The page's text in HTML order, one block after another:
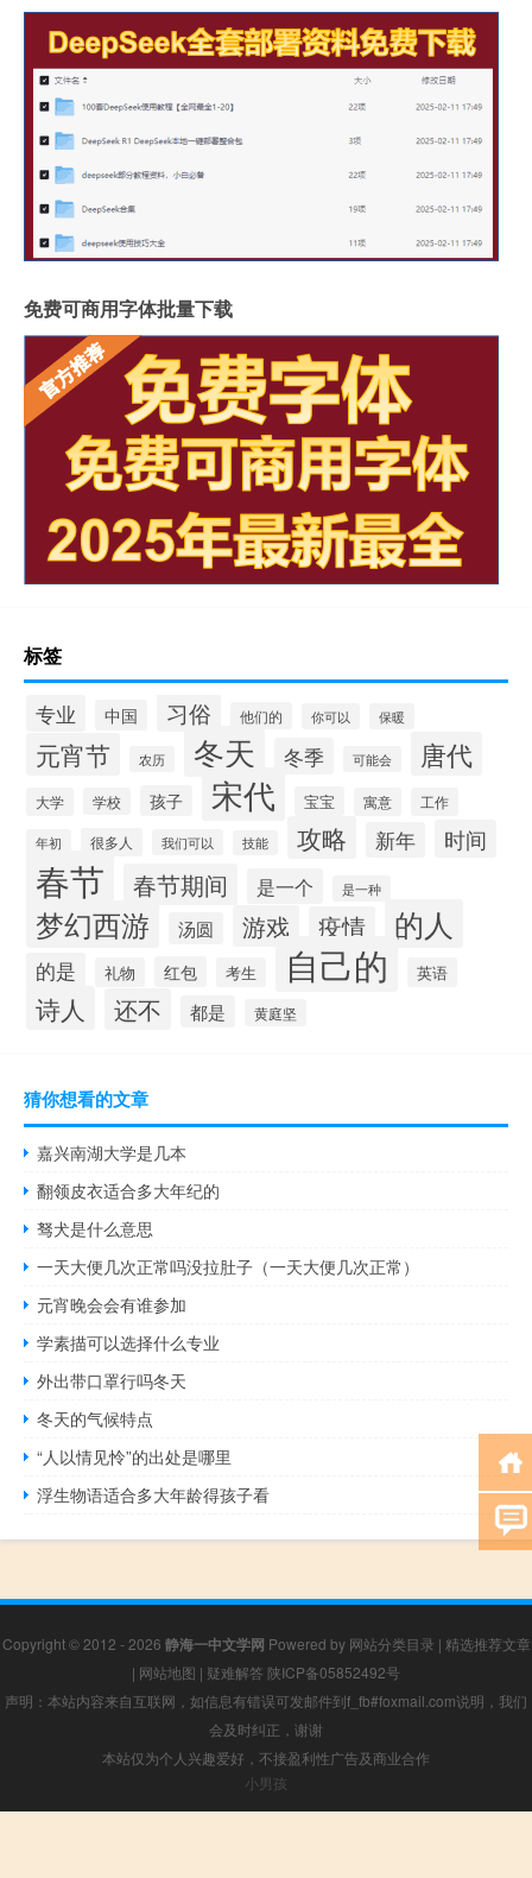
免费可商用字体批量下载
标签
专业 中国 习俗 他们的 你可以 保暖
元宵节 农历 冬天 冬季 可能会 唐代
大学 学校 孩子 宋代 宝宝 寓意 工作
年初 很多人 我们可以 技能 攻略 新年 时间
春节 春节期间 是一个 是一种
梦幻西游 汤圆 游戏 疫情 的人
的是 礼物 红包 考生 自己的 英语
诗人 还不 都是 黄庭坚
猜你想看的文章
嘉兴南湖大学是几本
翻领皮衣适合多大年纪的
驽犬是什么意思
一天大便几次正常吗没拉肚子（一天大便几次正常）
元宵晚会会有谁参加
学素描可以选择什么专业
外出带口罩行吗冬天
冬天的气候特点
“人以情见怜”的出处是哪里
浮生物语适合多大年龄得孩子看
Copyright © 2012 - 2026 静海一中文学网 Powered by 网站分类目录 | 精选推荐文章
| 网站地图 | 疑难解答 陕ICP备05852492号
声明：本站内容来自互联网，如信息有错误可发邮件到f_fb#foxmail.com说明，我们
会及时纠正，谢谢
本站仅为个人兴趣爱好，不接盈利性广告及商业合作
小男孩